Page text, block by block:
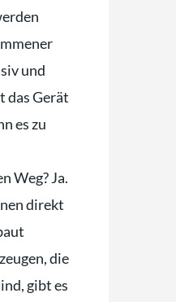
und
das Gerät
es zu
Weg? Ja.
direkt
die
gibt es